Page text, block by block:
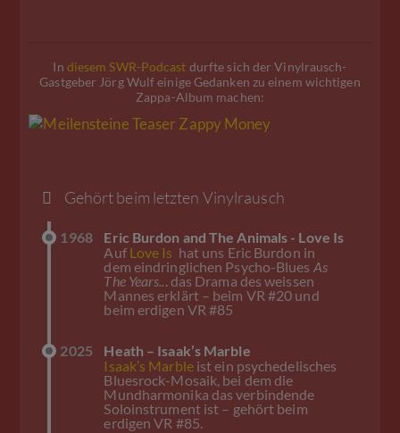
In diesem SWR-Podcast durfte sich der Vinylrausch-
Gastgeber Jörg Wulf einige Gedanken zu einem wichtigen
Zappa-Album machen:
Gehört beim letzten Vinylrausch
1968
Eric Burdon and The Animals - Love Is
Auf Love Is hat uns Eric Burdon in
dem eindringlichen Psycho-Blues As
The Years... das Drama des weissen
Mannes erklärt – beim VR #20 und
beim erdigen VR #85
2025
Heath – Isaak’s Marble
Isaak’s Marbleist ein psychedelisches
Bluesrock-Mosaik, bei dem die
Mundharmonika das verbindende
Soloinstrument ist – gehört beim
erdigen VR #85.